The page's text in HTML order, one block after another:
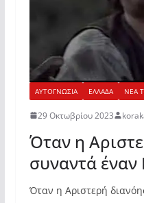
ΑΥΤΟΓΝΩΣΙΑ ΕΛΛΑΔΑ ΝΕΑ
29 Οκτωβρίου 2023
Όταν η
συναντά
Όταν η Αριστερή